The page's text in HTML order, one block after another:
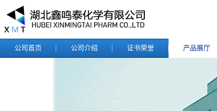
公司首页 公司介绍 证书荣誉 产品展厅